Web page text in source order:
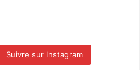
Suivre sur Instagram